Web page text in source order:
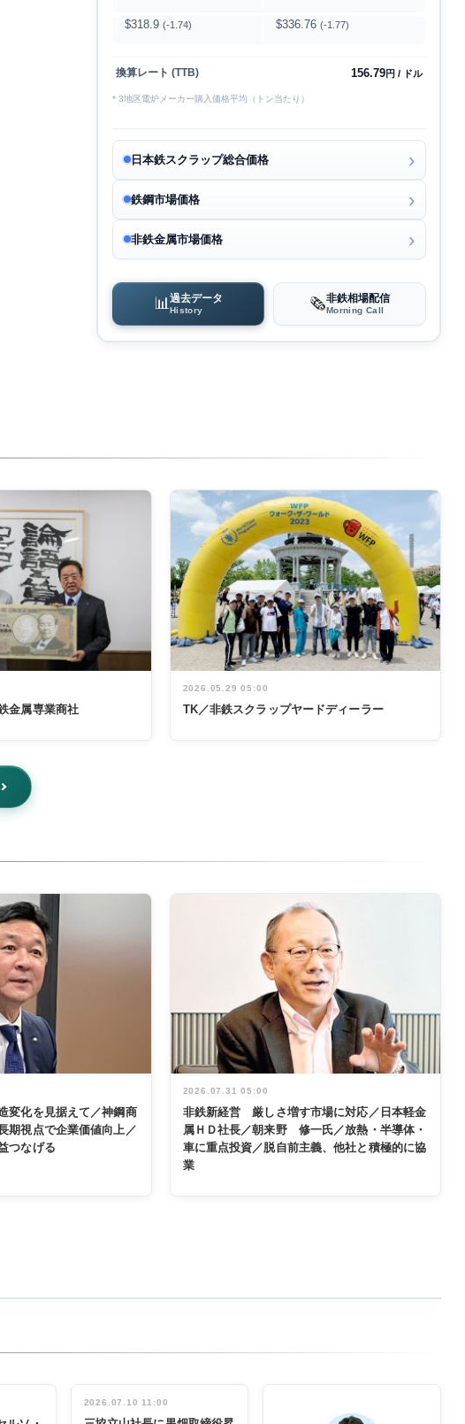
$318.9 (-1.74) $336.76 (-1.77)
換算レート (TTB) 156.79円 / ドル
* 3地区電炉メーカー購入価格平均（トン当たり）
日本鉄スクラップ総合価格
鉄鋼市場価格
非鉄金属市場価格
📊 過去データ
History 🗞️非鉄相場配信
Morning Call
金属専業商社
2026.05.29 05:00
TK／非鉄スクラップヤードディーラー
変化を見据えて／神鋼商
視点で企業価値向上／
つなげる
2026.07.31 05:00
非鉄新経営 厳しさ増す市場に対応／日本軽金
属ＨＤ社長／朝来野 修一氏／放熱・半導体・
車に重点投資／脱自前主義、他社と積極的に協
業
2026.07.10 11:00